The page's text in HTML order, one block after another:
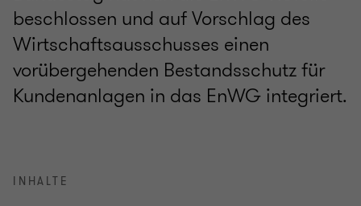
beschlossen und auf Vorschlag des
Wirtschaftsausschusses einen
vorübergehenden Bestandsschutz für
Kundenanlagen in das EnWG integriert.
INHALTE